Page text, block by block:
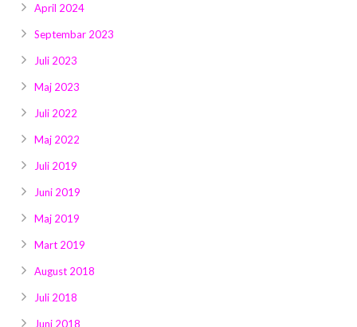
April 2024
Septembar 2023
Juli 2023
Maj 2023
Juli 2022
Maj 2022
Juli 2019
Juni 2019
Maj 2019
Mart 2019
August 2018
Juli 2018
Juni 2018